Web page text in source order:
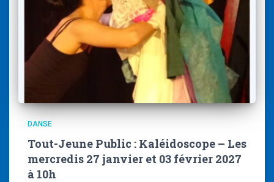
DANSE
Tout-Jeune Public : Kaléidoscope – Les
mercredis 27 janvier et 03 février 2027
à 10h